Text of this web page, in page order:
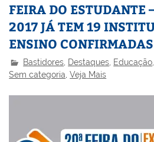
FEIRA DO ESTUDANTE
2017 JÁ TEM 19
ENSINO CONFIRMADAS
Bastidores Destaques Educação
Sem categoria,Veja Mais